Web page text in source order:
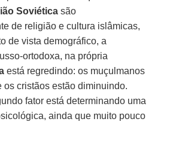
Soviética são
de religião e cultura islâmicas,
de vista demográfico, a
ortodoxa, na própria
está regredindo: os muçulmanos
os cristãos estão diminuindo.
fator está determinando uma
ainda que muito pouco